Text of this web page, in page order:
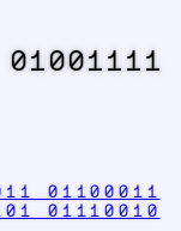
01100011
01110010